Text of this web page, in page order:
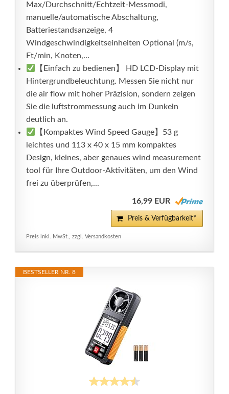
Max/Durchschnitt/Echtzeit-Messmodi,
manuelle/automatische Abschaltung,
Batteriestandsanzeige, 4
Windgeschwindigkeitseinheiten Optional (m/s,
Ft/min, Knoten,...
【Einfach zu bedienen】 HD LCD-Display mit
Hintergrundbeleuchtung. Messen Sie nicht nur
die air flow mit hoher Präzision, sondern zeigen
Sie die luftstrommessung auch im Dunkeln
deutlich an.
【Kompaktes Wind Speed Gauge】53 g
leichtes und 113 x 40 x 15 mm kompaktes
Design, kleines, aber genaues wind measurement
tool für Ihre Outdoor-Aktivitäten, um den Wind
frei zu überprüfen,...
16,99 EUR
Preis & Verfügbarkeit*
Preis inkl. MwSt., zzgl. Versandkosten
BESTSELLER NR. 8